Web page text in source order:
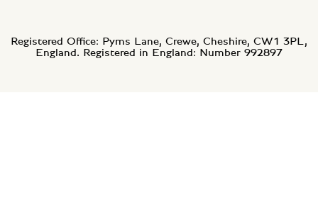
Registered Office: Pyms Lane, Crewe, Cheshire, CW1 3PL,
England. Registered in England: Number 992897